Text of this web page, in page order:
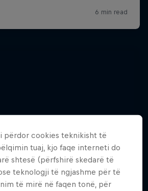
përdor cookies teknikisht të
tuaj, kjo faqe interneti do
shtesë (përfshirë skedarë të
teknologji të ngjashme për të
të mirë në faqen tonë, për